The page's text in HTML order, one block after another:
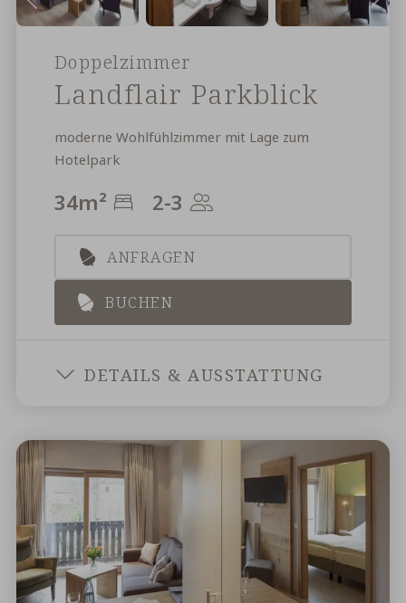
Doppelzimmer
Landflair Parkblick
moderne Wohlfühlzimmer mit Lage zum
Hotelpark
2-3
34m²
BUCHEN
ANFRAGEN
DETAILS & AUSSTATTUNG